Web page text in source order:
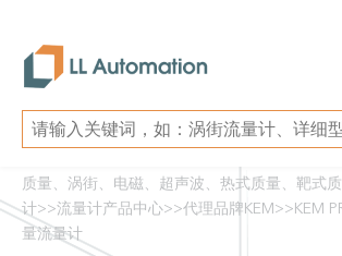
质量、涡街、电磁、超声波、热式质量、靶式
计>>流量计产品中心>>代理品牌KEM>>KEM
量流量计